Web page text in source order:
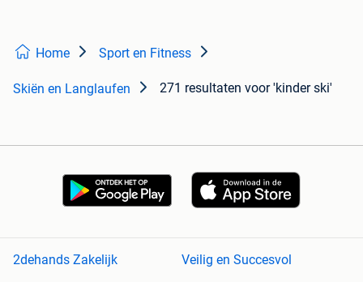
Home Sport en Fitness
Skiën en Langlaufen 271 resultaten voor 'kinder ski'
2dehands Zakelijk
Veilig en Succesvol